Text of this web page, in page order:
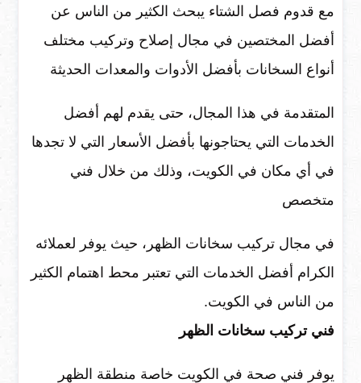
مع قدوم فصل الشتاء يبحث الكثير من الناس عن
أفضل المختصين في مجال إصلاح وتركيب مختلف
أنواع السخانات بأفضل الأدوات والمعدات الحديثة
المتقدمة في هذا المجال، حتى يقدم لهم أفضل
الخدمات التي يحتاجونها بأفضل الأسعار التي لا تجدها
في أي مكان في الكويت، وذلك من خلال فني
متخصص
في مجال تركيب سخانات الظهر، حيث يوفر لعملائه
الكرام أفضل الخدمات التي تعتبر محط اهتمام الكثير
من الناس في الكويت.
فني تركيب سخانات الظهر
يوفر فني صحة في الكويت خاصة منطقة الظهر